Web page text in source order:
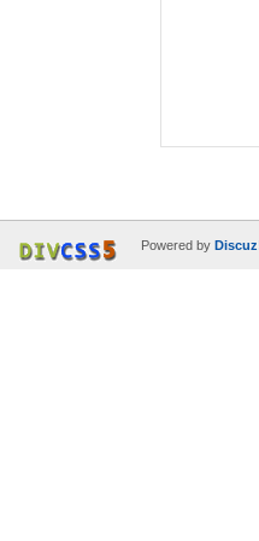
Powered by